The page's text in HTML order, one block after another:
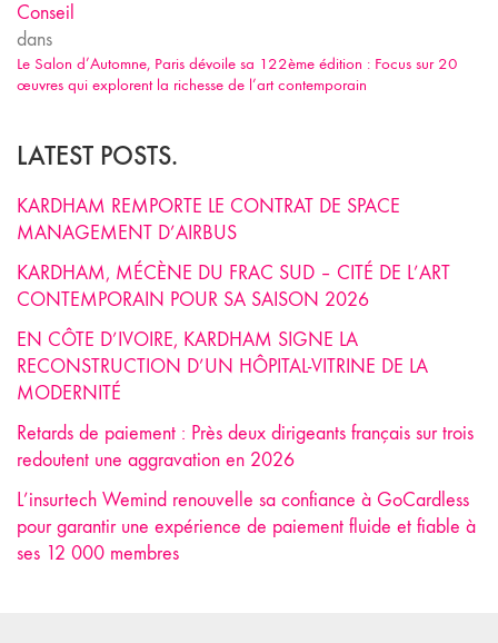
Conseil
dans
Le Salon d’Automne, Paris dévoile sa 122ème édition : Focus sur 20
œuvres qui explorent la richesse de l’art contemporain
LATEST POSTS.
KARDHAM REMPORTE LE CONTRAT DE SPACE
MANAGEMENT D’AIRBUS
KARDHAM, MÉCÈNE DU FRAC SUD – CITÉ DE L’ART
CONTEMPORAIN POUR SA SAISON 2026
EN CÔTE D’IVOIRE, KARDHAM SIGNE LA
RECONSTRUCTION D’UN HÔPITAL-VITRINE DE LA
MODERNITÉ
Retards de paiement : Près deux dirigeants français sur trois
redoutent une aggravation en 2026
L’insurtech Wemind renouvelle sa confiance à GoCardless
pour garantir une expérience de paiement fluide et fiable à
ses 12 000 membres